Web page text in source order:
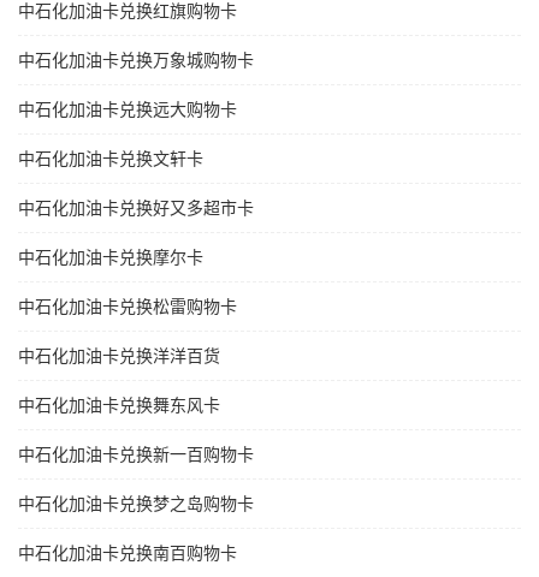
中石化加油卡兑换红旗购物卡
中石化加油卡兑换万象城购物卡
中石化加油卡兑换远大购物卡
中石化加油卡兑换文轩卡
中石化加油卡兑换好又多超市卡
中石化加油卡兑换摩尔卡
中石化加油卡兑换松雷购物卡
中石化加油卡兑换洋洋百货
中石化加油卡兑换舞东风卡
中石化加油卡兑换新一百购物卡
中石化加油卡兑换梦之岛购物卡
中石化加油卡兑换南百购物卡